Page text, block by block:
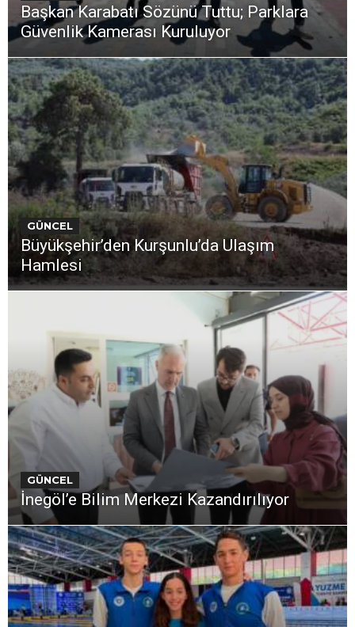
Başkan Karabatı Sözünü Tuttu; Parklara
Güvenlik Kamerası Kuruluyor
GÜNCEL
Büyükşehir’den Kurşunlu’da Ulaşım
Hamlesi
GÜNCEL
İnegöl’e Bilim Merkezi Kazandırılıyor